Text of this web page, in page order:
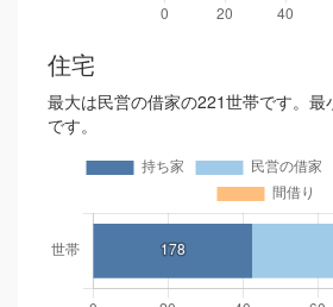
住宅
最大は民営の借家の221世帯です。最
です。